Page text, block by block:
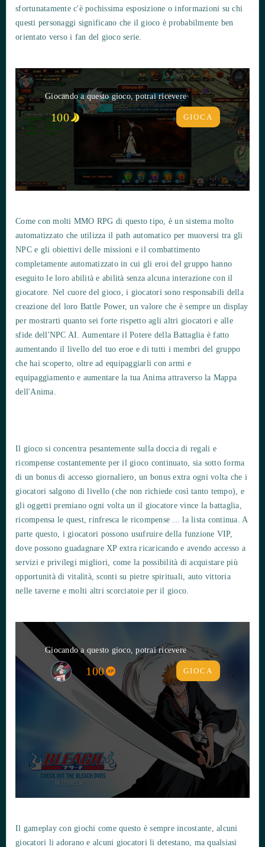
sfortunatamente c'è pochissima esposizione o informazioni su chi
questi personaggi significano che il gioco è probabilmente ben
orientato verso i fan del gioco serie.
Giocando a questo gioco, potrai ricevere
100 GIOCA
Come con molti MMO RPG di questo tipo, è un sistema molto
automatizzato che utilizza il path automatico per muoversi tra gli
NPC e gli obiettivi delle missioni e il combattimento
completamente automatizzato in cui gli eroi del gruppo hanno
eseguito le loro abilità e abilità senza alcuna interazione con il
giocatore. Nel cuore del gioco, i giocatori sono responsabili della
creazione del loro Battle Power, un valore che è sempre un display
per mostrarti quanto sei forte rispetto agli altri giocatori e alle
sfide dell'NPC AI. Aumentare il Potere della Battaglia è fatto
aumentando il livello del tuo eroe e di tutti i membri del gruppo
che hai scoperto, oltre ad equipaggiarli con armi e
equipaggiamento e aumentare la tua Anima attraverso la Mappa
dell'Anima.
Il gioco si concentra pesantemente sulla doccia di regali e
ricompense costantemente per il gioco continuato, sia sotto forma
di un bonus di accesso giornaliero, un bonus extra ogni volta che i
giocatori salgono di livello (che non richiede così tanto tempo), e
gli oggetti premiano ogni volta un il giocatore vince la battaglia,
ricompensa le quest, rinfresca le ricompense ... la lista continua. A
parte questo, i giocatori possono usufruire della funzione VIP,
dove possono guadagnare XP extra ricaricando e avendo accesso a
servizi e privilegi migliori, come la possibilità di acquistare più
opportunità di vitalità, sconti su pietre spirituali, auto vittoria
nelle taverne e molti altri scorciatoie per il gioco.
Giocando a questo gioco, potrai ricevere
100 GIOCA
Il gameplay con giochi come questo è sempre incostante, alcuni
giocatori li adorano e alcuni giocatori li detestano, ma qualsiasi